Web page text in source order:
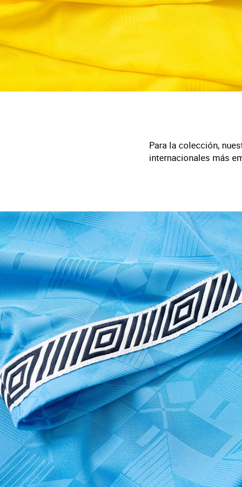
Para la colección,
internacionales más